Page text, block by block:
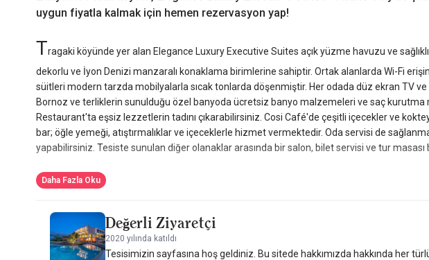
uygun fiyatla kalmak için hemen rezervasyon yap!
Tragaki köyünde yer alan Elegance Luxury Executive Suites açık yüzme havuzu ve
dekorlu ve İyon Denizi manzaralı konaklama birimlerine sahiptir. Ortak alanlarda Wi-Fi
süitleri modern tarzda mobilyalarla sıcak tonlarda döşenmiştir. Her odada düz ekran TV
Bornoz ve terliklerin sunulduğu özel banyoda ücretsiz banyo malzemeleri ve saç
Restaurant'ta eşsiz lezzetlerin tadını çıkarabilirsiniz. Cosi Café'de çeşitli içecekler ve
bar; öğle yemeği, atıştırmalıklar ve içeceklerle hizmet vermektedir. Oda servisi de
yapabilirsiniz. Tesiste sunulan diğer olanaklar arasında bir salon, bilet servisi ve tur masası
Daha Fazla Oku
Değerli Ziyaretçi
2020 yılında katıldı
Tesisimizin sayfasına hoş geldiniz. Bu sitede hakkımızda hakkında her